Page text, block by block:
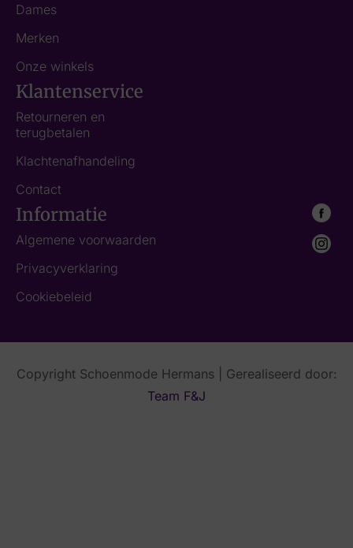
Dames
Merken
Onze winkels
Klantenservice
Retourneren en
terugbetalen
Klachtenafhandeling
Contact
Informatie
Algemene voorwaarden
Privacyverklaring
Cookiebeleid
Copyright Schoenmode Hermans | Gerealiseerd door:
Team F&J